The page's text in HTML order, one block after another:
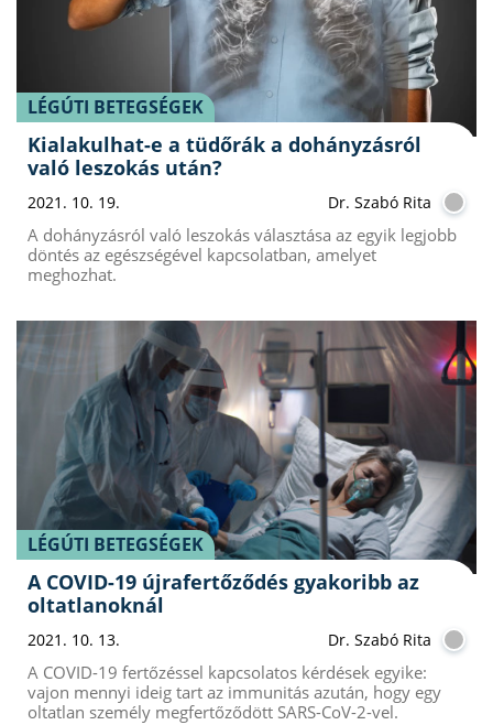
LÉGÚTI BETEGSÉGEK
Kialakulhat-e a tüdőrák a dohányzásról
való leszokás után?
2021. 10. 19. Dr. Szabó Rita
A dohányzásról való leszokás választása az egyik legjobb
döntés az egészségével kapcsolatban, amelyet
meghozhat.
LÉGÚTI BETEGSÉGEK
A COVID-19 újrafertőződés gyakoribb az
oltatlanoknál
2021. 10. 13. Dr. Szabó Rita
A COVID-19 fertőzéssel kapcsolatos kérdések egyike:
vajon mennyi ideig tart az immunitás azután, hogy egy
oltatlan személy megfertőződött SARS-CoV-2-vel.